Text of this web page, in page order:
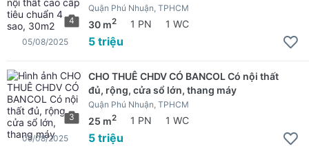
4
Quận Phú Nhuận, TPHCM
30 m2 1 PN 1 WC
5 triệu
05/08/2025
3
CHO THUÊ CHDV CÓ BANCOL Có nội thất
đủ, rộng, cửa sổ lớn, thang máy
Quận Phú Nhuận, TPHCM
25 m2 1 PN 1 WC
5 triệu
05/08/2025